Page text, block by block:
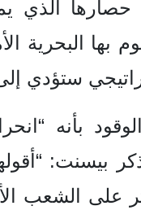
الذي
بها البحرية
ستؤدي
بأنه
بيسنت:
على الشعب